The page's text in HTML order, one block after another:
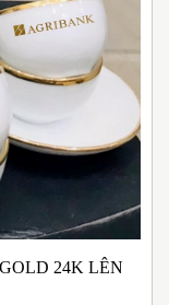
24K LÊN